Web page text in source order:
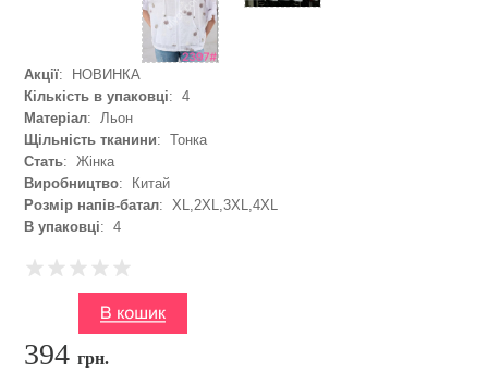
Акції: НОВИНКА
Кількість в упаковці: 4
Матеріал: Льон
Щільність тканини: Тонка
Стать: Жінка
Виробництво: Китай
Розмір напів-батал: XL,2XL,3XL,4XL
В упаковці: 4
394грн.